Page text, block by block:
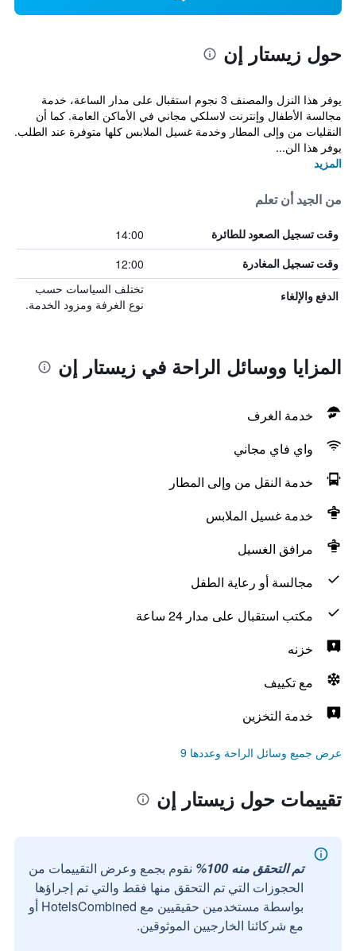
حول زيستار إن
يوفر هذا النزل والمصنف 3 نجوم استقبال على مدار الساعة، خدمة
مجالسة الأطفال وإنترنت لاسلكي مجاني في الأماكن العامة. كما أن
النقليات من وإلى المطار وخدمة غسيل الملابس كلها متوفرة عند الطلب.
يوفر هذا الن...
المزيد
من الجيد أن تعلم
وقت تسجيل الصعود للطائرة 14:00
وقت تسجيل المغادرة 12:00
الدفع والإلغاء
تختلف السياسات حسب
نوع الغرفة ومزود الخدمة.
المزايا ووسائل الراحة في زيستار إن
خدمة الغرف
واي فاي مجاني
خدمة النقل من وإلى المطار
خدمة غسيل الملابس
مرافق الغسيل
مجالسة أو رعاية الطفل
مكتب استقبال على مدار 24 ساعة
خزنه
مع تكييف
خدمة التخزين
عرض جميع وسائل الراحة وعددها 9
تقييمات حول زيستار إن
تم التحقق منه 100%
نقوم بجمع وعرض التقييمات من
الحجوزات التي تم التحقق منها فقط والتي تم إجراؤها
بواسطة مستخدمين حقيقيين مع HotelsCombined أو
مع شركائنا الخارجيين الموثوقين.